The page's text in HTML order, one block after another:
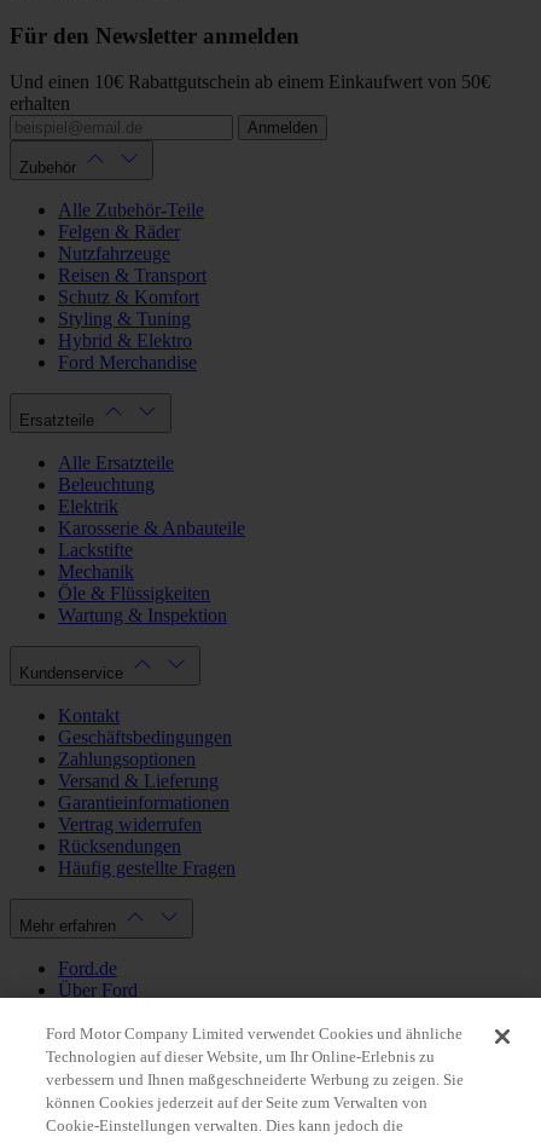
Für den Newsletter anmelden
Und einen 10€ Rabattgutschein ab einem Einkaufwert von 50€
erhalten
Anmelden
Zubehör
Alle Zubehör-Teile
Felgen & Räder
Nutzfahrzeuge
Reisen & Transport
Schutz & Komfort
Styling & Tuning
Hybrid & Elektro
Ford Merchandise
Ersatzteile
Alle Ersatzteile
Beleuchtung
Elektrik
Karosserie & Anbauteile
Lackstifte
Mechanik
Öle & Flüssigkeiten
Wartung & Inspektion
Kundenservice
Kontakt
Geschäftsbedingungen
Zahlungsoptionen
Versand & Lieferung
Garantieinformationen
Vertrag widerrufen
Rücksendungen
Häufig gestellte Fragen
Mehr erfahren
Ford.de
Über Ford
Datenschutzbestimmungen
Impressum
Mein Konto
Ford Motor Company Limited verwendet Cookies und ähnliche
Technologien auf dieser Website, um Ihr Online-Erlebnis zu
verbessern und Ihnen maßgeschneiderte Werbung zu zeigen. Sie
können Cookies jederzeit auf der Seite zum Verwalten von
Cookie-Einstellungen verwalten. Dies kann jedoch die